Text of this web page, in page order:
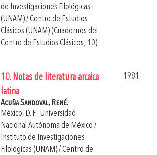
de Investigaciones Filológicas
(UNAM) / Centro de Estudios
Clásicos (UNAM) (Cuadernos del
Centro de Estudios Clásicos; 10).
10. Notas de literatura arcaica
latina
1981
Acuña Sandoval, René.
México, D. F.: Universidad
Nacional Autónoma de México /
Instituto de Investigaciones
Filológicas (UNAM) / Centro de